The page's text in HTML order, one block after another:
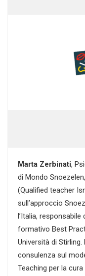
Marta Zerbinati,
di Mondo
(Qualified teacher
sull’approccio
l’Italia,
formativo Best
Università di
consulenza sul
Teaching per la